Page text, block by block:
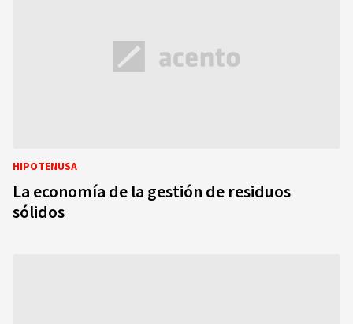
HIPOTENUSA
La economía de la gestión de residuos
sólidos